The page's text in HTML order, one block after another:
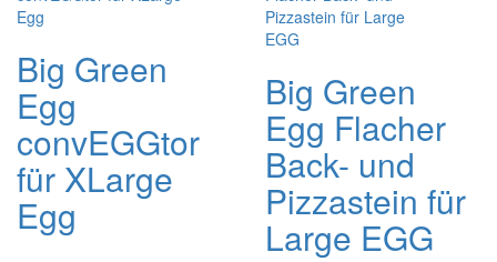
Big Green
Egg
convEGGtor
für XLarge
Egg
Big Green
Egg Flacher
Back- und
Pizzastein für
Large EGG